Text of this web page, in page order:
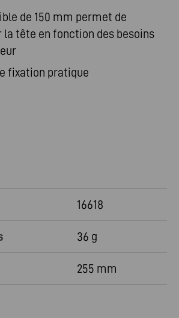
de 150 mm permet de
la tête en fonction des besoins
fixation pratique
16618
36 g
255 mm